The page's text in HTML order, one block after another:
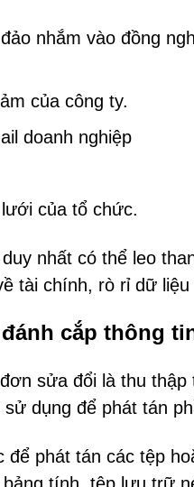
nhắm vào đồng
của công ty.
doanh nghiệp
của tổ chức.
nhất có thể leo
tài chính, rò rỉ dữ
cắp thông
sửa đổi là thu thập
dụng để phát tán
phát tán các tệp